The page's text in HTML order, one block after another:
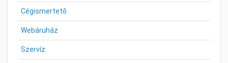
Cégismertető
Webáruház
Szervíz